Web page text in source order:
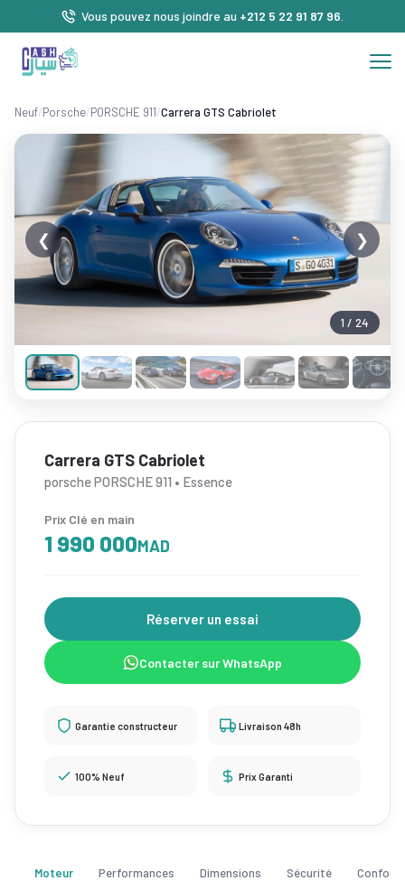
Vous pouvez nous joindre au +212 5 22 91 87 96
Neuf/Porsche/PORSCHE 911/Carrera GTS Cabriolet
1 / 24
❮ ❯
Carrera GTS Cabriolet
porsche PORSCHE 911 • Essence
Prix Clé en main
1 990 000MAD
Réserver un essai
Contacter sur WhatsApp
Garantie constructeur Livraison 48h
100% Neuf Prix Garanti
Moteur Performances Dimensions Sécurité Confort